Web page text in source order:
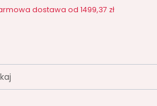
dostawa od 1499,37 zł